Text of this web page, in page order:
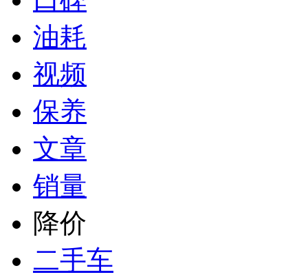
油耗
视频
保养
文章
销量
降价
二手车